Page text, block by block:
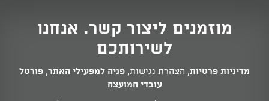
מוזמנים ליצור קשר. אנחנו
לשירותכם
מדיניות פרטיות, הצהרת נגישות, פניה למפעילי האתר, פורטל
עובדי המועצה